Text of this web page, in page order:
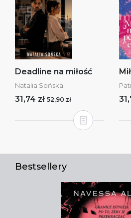
Deadline na miłość
Natalia Sońska
31,74 zł 52,90 zł
Bestsellery